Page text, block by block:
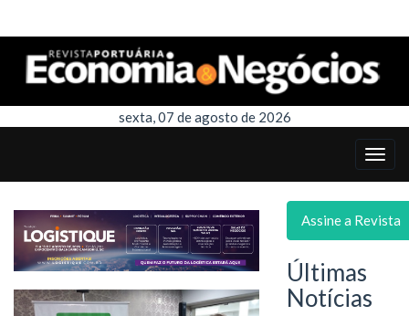
sexta, 07 de agosto de 2026
Assine a Revista
Últimas
Notícias